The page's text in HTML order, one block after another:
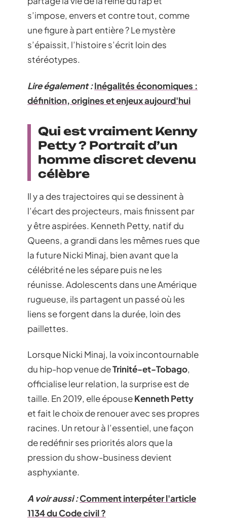
s’impose, envers et contre tout, comme
une figure à part entière ? Le mystère
s’épaissit, l’histoire s’écrit loin des
stéréotypes.
Lire également :Inégalités économiques :
définition, origines et enjeux aujourd'hui
Qui est vraiment Kenny
Petty ? Portrait d’un
homme discret devenu
célèbre
Il y a des trajectoires qui se dessinent à
l’écart des projecteurs, mais finissent par
y être aspirées. Kenneth Petty, natif du
Queens, a grandi dans les mêmes rues que
la future Nicki Minaj, bien avant que la
célébrité ne les sépare puis ne les
réunisse. Adolescents dans une Amérique
rugueuse, ils partagent un passé où les
liens se forgent dans la durée, loin des
paillettes.
Lorsque Nicki Minaj, la voix incontournable
du hip-hop venue deTrinité-et-Tobago,
officialise leur relation, la surprise est de
taille. En 2019, elle épouseKenneth Petty
et fait le choix de renouer avec ses propres
racines. Un retour à l’essentiel, une façon
de redéfinir ses priorités alors que la
pression du show-business devient
asphyxiante.
A voir aussi :Comment interpéter l'article
1134 du Code civil ?